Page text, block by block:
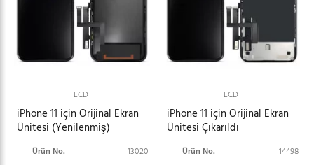
LCD
iPhone 11 için Orijinal Ekran
Ünitesi (Yenilenmiş)
Ürün No.
13020
LCD
iPhone 11 için Orijinal Ekran
Ünitesi Çıkarıldı
Ürün No.
14498